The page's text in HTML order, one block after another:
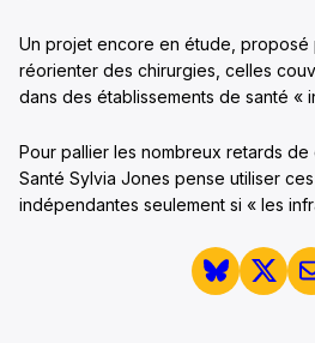
Un projet encore en étude, proposé
réorienter des chirurgies, celles
dans des établissements de santé «
Pour pallier les nombreux retards de
Santé Sylvia Jones pense utiliser
indépendantes seulement si « les